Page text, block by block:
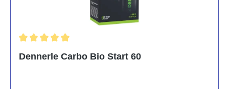
Dennerle Carbo Bio Start 60